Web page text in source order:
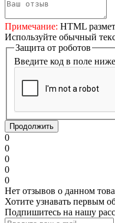
Примечание: HTML
Используйте обычный
Защита от роботов
Введите код в поле ниже
Продолжить
0
0
0
0
0
Нет отзывов о данном
Хотите узнавать первым
Подпишитесь на нашу